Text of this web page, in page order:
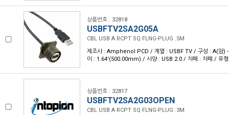
상품번호 : 32818
USBFTV2SA2G05A
CBL USB A RCPT SQ FLNG-PLUG .5M
제조사 : Amphenol PCD / 계열 : USBF TV / 구성 : A(암)
이 : 1.64'(500.00mm) / 사양 : USB 2.0 / 차폐 : 차폐 / 유형
상품번호 : 32817
USBFTV2SA2G03OPEN
CBL USB A RCPT SQ FLNG-PLUG .3M